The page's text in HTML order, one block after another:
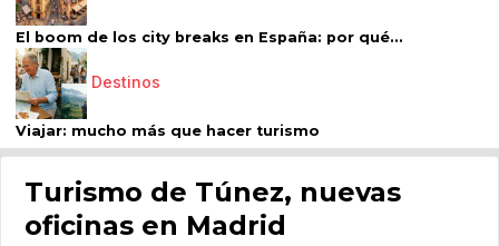
El boom de los city breaks en España: por qué...
Destinos
Viajar: mucho más que hacer turismo
Turismo de Túnez, nuevas
oficinas en Madrid